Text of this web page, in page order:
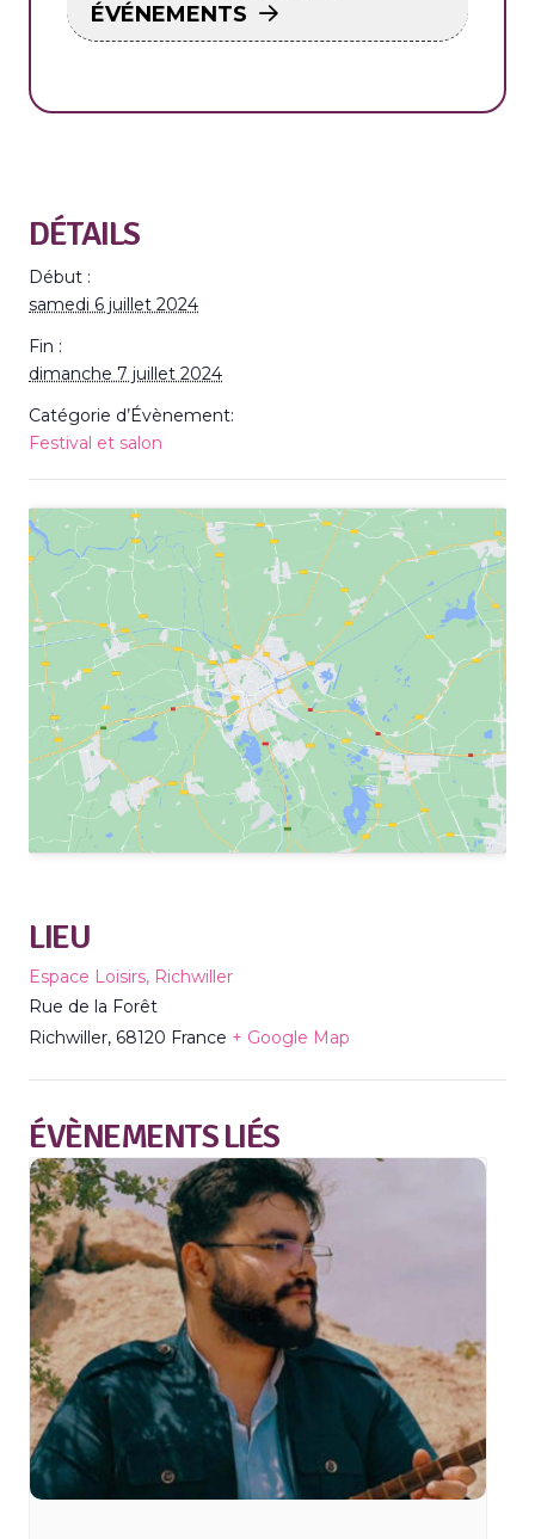
ÉVÉNEMENTS
DÉTAILS
Début :
samedi 6 juillet 2024
Fin :
dimanche 7 juillet 2024
Catégorie d’Évènement:
Festival et salon
LIEU
Espace Loisirs, Richwiller
Rue de la Forêt
Richwiller, 68120 France + Google Map
ÉVÈNEMENTS LIÉS